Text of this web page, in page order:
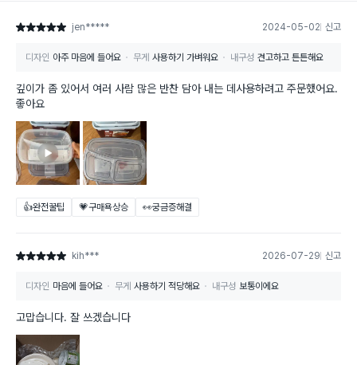
별점 5점 jen***** 2024-05-02 신고
디자인 아주 마음에 들어요 무게 사용하기 가벼워요 내구성 견고하고 튼튼해요
깊이가 좀 있어서 여러 사람 많은 반찬 담아 내는 데사용하려고 주문했어요.
좋아요
👍완전꿀팁 💗구매욕상승 👀궁금증해결
별점 5점 kih*** 2026-07-29 신고
디자인 마음에 들어요 무게 사용하기 적당해요 내구성 보통이에요
고맙습니다. 잘 쓰겠습니다